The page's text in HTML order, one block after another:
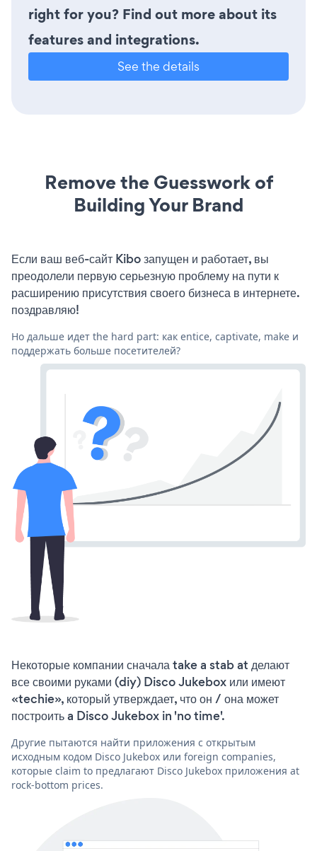
right for you? Find out more about its
features and integrations.
See the details
Remove the Guesswork of
Building Your Brand
Если ваш веб-сайт Kibo запущен и работает, вы
преодолели первую серьезную проблему на пути к
расширению присутствия своего бизнеса в интернете.
поздравляю!
Но дальше идет the hard part: как entice, captivate, make и
поддержать больше посетителей?
Некоторые компании сначала take a stab at делают
все своими руками (diy) Disco Jukebox или имеют
«techie», который утверждает, что он / она может
построить a Disco Jukebox in 'no time'.
Другие пытаются найти приложения с открытым
исходным кодом Disco Jukebox или foreign companies,
которые claim to предлагают Disco Jukebox приложения at
rock-bottom prices.